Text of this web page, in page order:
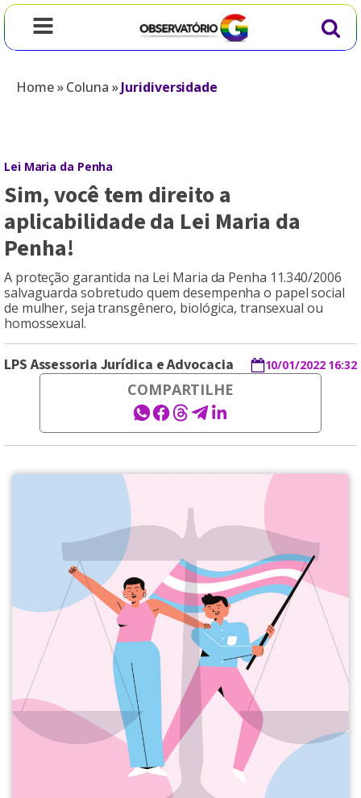
Home»Coluna »Juridiversidade
Lei Maria da Penha
Sim, você tem direito a
aplicabilidade da Lei Maria da
Penha!
A proteção garantida na Lei Maria da Penha 11.340/2006
salvaguarda sobretudo quem desempenha o papel social
de mulher, seja transgênero, biológica, transexual ou
homossexual.
LPS Assessoria Jurídica e Advocacia 10/01/2022 16:32
COMPARTILHE